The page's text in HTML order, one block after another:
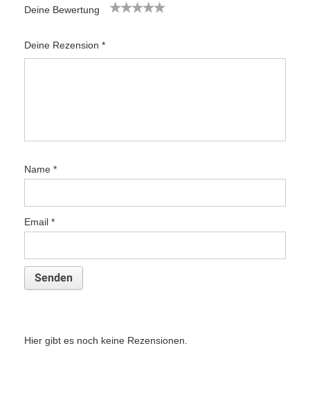
Deine Bewertung
Deine Rezension *
Name *
Email *
Hier gibt es noch keine Rezensionen.